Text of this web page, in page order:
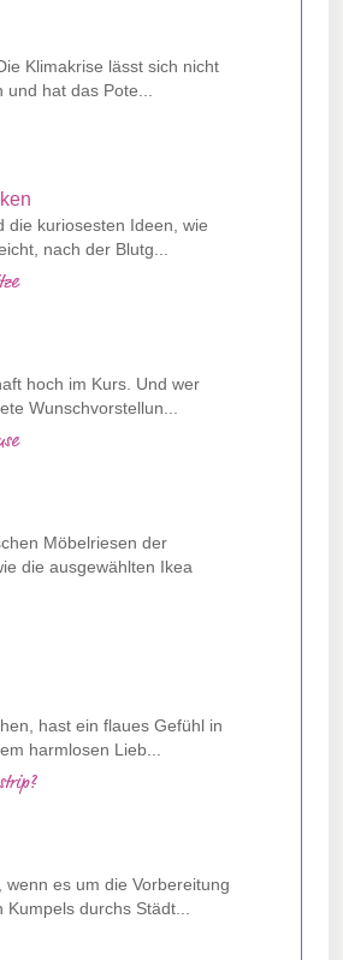
Klimakrise lässt sich nicht
hat das Pote...
die kuriosesten Ideen, wie
nach der Blutg...
hoch im Kurs. Und wer
Wunschvorstellun...
Möbelriesen der
die ausgewählten Ikea
hast ein flaues Gefühl in
harmlosen Lieb...
es um die Vorbereitung
durchs Städt...